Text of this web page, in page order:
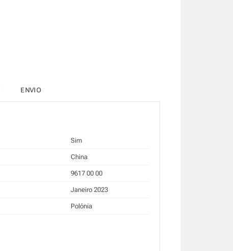
ENVIO
Sim
China
9617 00 00
Janeiro 2023
Polónia